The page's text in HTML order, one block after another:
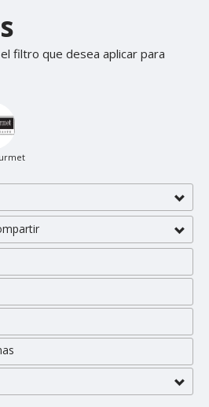
filtro que desea aplicar para